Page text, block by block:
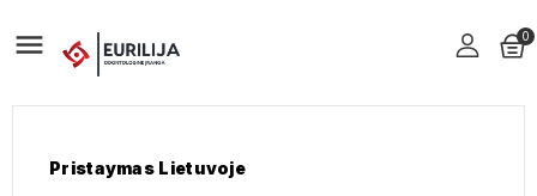
 0
Pristaymas Lietuvoje